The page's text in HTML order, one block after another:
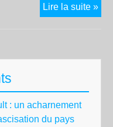
Lire la suite »
la
: un acharnement
du pays